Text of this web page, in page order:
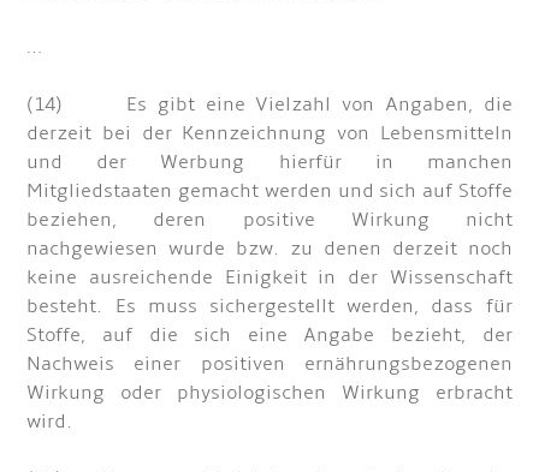
…
(14) Es gibt eine Vielzahl von Angaben, die
derzeit bei der Kennzeichnung von Lebensmitteln
und der Werbung hierfür in manchen
Mitgliedstaaten gemacht werden und sich auf Stoffe
beziehen, deren positive Wirkung nicht
nachgewiesen wurde bzw. zu denen derzeit noch
keine ausreichende Einigkeit in der Wissenschaft
besteht. Es muss sichergestellt werden, dass für
Stoffe, auf die sich eine Angabe bezieht, der
Nachweis einer positiven ernährungsbezogenen
Wirkung oder physiologischen Wirkung erbracht
wird.